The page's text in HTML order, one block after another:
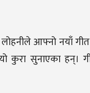
आफ्नो नयाँ गीत
यो कुरा सुनाएका